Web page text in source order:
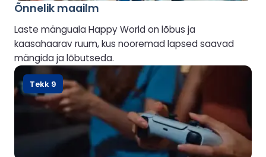
Õnnelik maailm
Laste mänguala Happy World on lõbus ja
kaasahaarav ruum, kus nooremad lapsed saavad
mängida ja lõbutseda.
Tekk 9